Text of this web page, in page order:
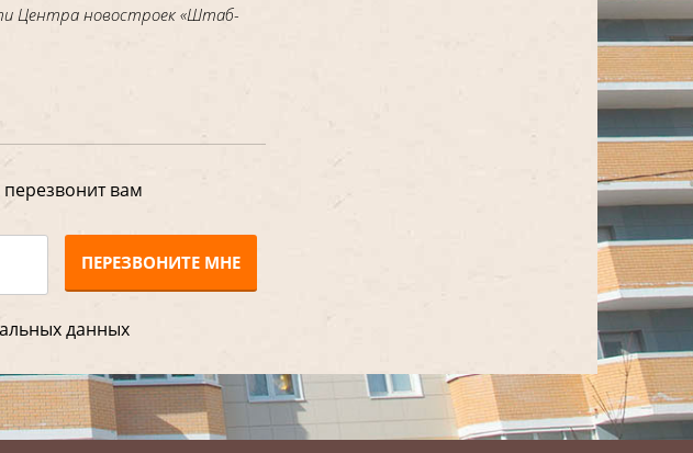
Центра новостроек «Штаб-
вам
ПЕРЕЗВОНИТЕ МНЕ
данных